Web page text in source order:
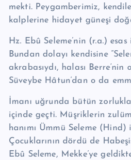
mekti. Peygamberimiz,
kalplerine hidayet güneşi
Hz. Ebû Seleme’nin (r.a.)
Bundan dolayı kendisine
akrabasıydı, halası
Süveybe Hâtun’dan o da
İmanı uğrunda bütün
içinde geçti. Müşriklerin zulüm
hanımı Ümmü Seleme
Çocuklarının dördü de
Ebû Seleme, Mekke’ye